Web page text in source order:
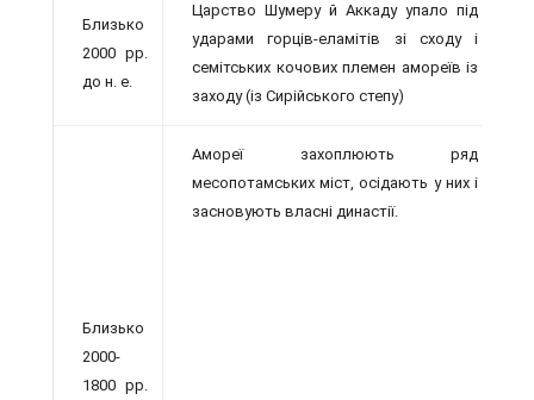
Близько
2000 рр.
до н. е.
Царство Шумеру й Аккаду упало під
ударами горців-еламітів зі сходу і
семітських кочових племен амореїв із
заходу (із Сирійського степу)
Близько
2000-
1800 рр.
Амореї захоплюють ряд
месопотамських міст, осідають у них і
засновують власні династії.